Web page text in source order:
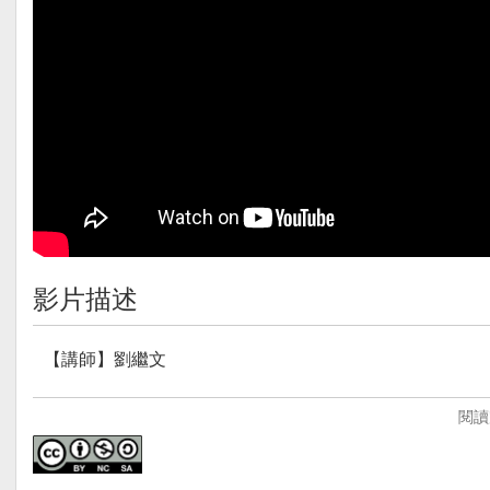
影片描述
【講師】劉繼文
臺灣師大數學系、成功大學統計研究所碩士。擔任導師、
務，2013年轉調至新北市新泰國中，開始了翻轉教學的實
教學模式是：學思達+畫心智圖+均一教育平台
閱